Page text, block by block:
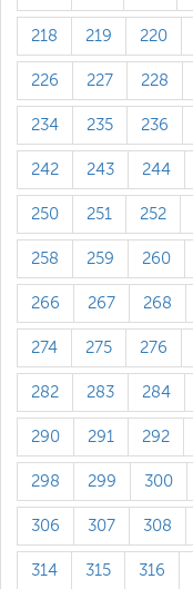
218 219 220
226 227 228
234 235 236
242 243 244
250 251 252
258 259 260
266 267 268
274 275 276
282 283 284
290 291 292
298 299 300
306 307 308
314 315 316